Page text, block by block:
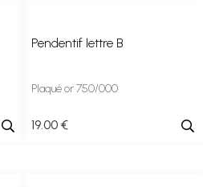
Pendentif lettre B
Plaqué or 750/000
19.00 €